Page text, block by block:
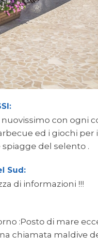
con ogni
ed i giochi
del selento .
Sud:
di informazioni !!!
:Posto di mare
chiamata maldive